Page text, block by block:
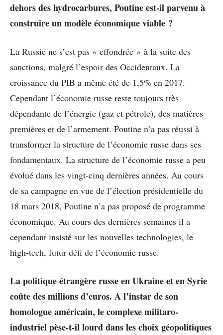
dehors des hydrocarbures, Poutine est-il parvenu à
construire un modèle économique viable ?
La Russie ne s’est pas « effondrée » à la suite des
sanctions, malgré l’espoir des Occidentaux. La
croissance du PIB a même été de 1,5% en 2017.
Cependant l’économie russe reste toujours très
dépendante de l’énergie (gaz et pétrole), des matières
premières et de l’armement. Poutine n’a pas réussi à
transformer la structure de l’économie russe dans ses
fondamentaux. La structure de l’économie russe a peu
évolué dans les vingt-cinq dernières années. Au cours
de sa campagne en vue de l’élection présidentielle du
18 mars 2018, Poutine n’a pas proposé de programme
économique. Au cours des dernières semaines il a
cependant insisté sur les nouvelles technologies, le
high-tech, futur défi de l’économie russe.
La politique étrangère russe en Ukraine et en Syrie
coûte des millions d’euros. A l’instar de son
homologue américain, le complexe militaro-
industriel pèse-t-il lourd dans les choix géopolitiques